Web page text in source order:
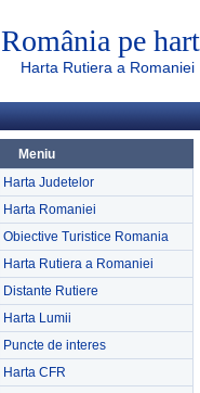
România pe
Harta Rutiera a Romaniei
Meniu
Harta Judetelor
Harta Romaniei
Obiective Turistice Romania
Harta Rutiera a Romaniei
Distante Rutiere
Harta Lumii
Puncte de interes
Harta CFR